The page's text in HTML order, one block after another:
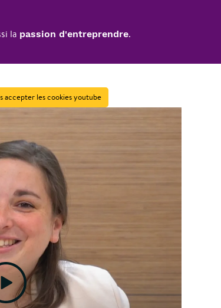
la passion d'entreprendre.
accepter les cookies youtube